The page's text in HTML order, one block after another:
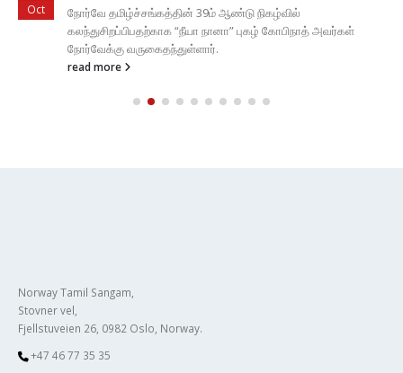
Oct
நோர்வே தமிழ்ச்சங்கத்தின் 39ம் ஆண்டு நிகழ்வில்
கலந்துசிறப்பிபதற்காக “நீயா நானா” புகழ் கோபிநாத் அவர்கள்
நோர்வேக்கு வருகைதந்துள்ளார்.
read more
Norway Tamil Sangam,
Stovner vel,
Fjellstuveien 26, 0982 Oslo, Norway.
+47 46 77 35 35